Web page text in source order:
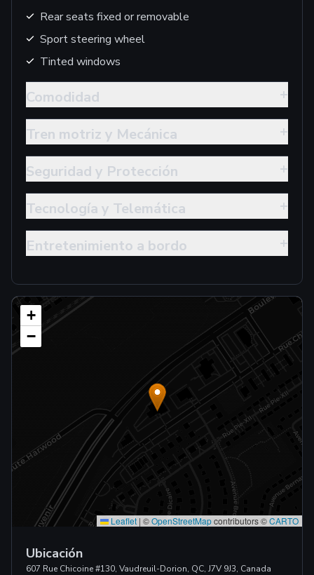
Rear seats fixed or removable
Sport steering wheel
Tinted windows
Comodidad +
Tren motriz y Mecánica +
Seguridad y Protección +
Tecnología y Telemática +
Entretenimiento a bordo +
+
−
Leaflet | ©OpenStreetMapcontributors ©CARTO
Ubicación
607 Rue Chicoine #130, Vaudreuil-Dorion, QC, J7V 9J3, Canada